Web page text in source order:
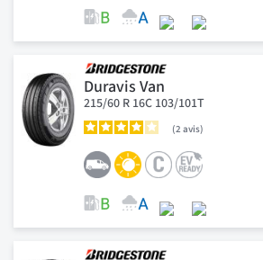
Duravis Van
215/60 R 16C 103/101T
2 avis